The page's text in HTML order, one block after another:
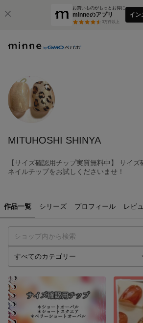
お買いものがもっとお得に
minneのアプリ
3万件以上
イン
MITUHOSHI SHINYA
【サイズ確認用チップ実質無料中】 サイ
ネイルチップをお試しくださいませ！
作品一覧 シリーズ プロフィール レビ